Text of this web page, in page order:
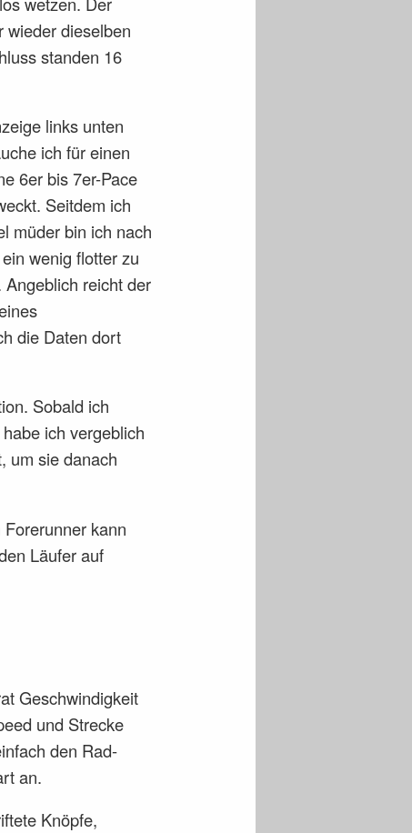
wieder dieselben
standen 16
links unten
ich für einen
6er bis 7er-Pace
Seitdem ich
müder bin ich nach
wenig flotter zu
reicht der
die Daten dort
Sobald ich
ich vergeblich
um sie danach
kann
Läufer auf
Geschwindigkeit
und Strecke
den Rad-
an.
Knöpfe,